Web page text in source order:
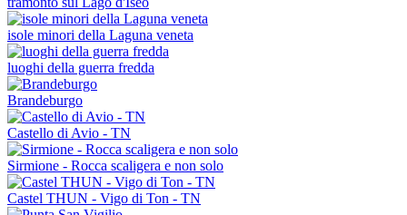
isole minori della Laguna veneta
luoghi della guerra fredda
Brandeburgo
Castello di Avio - TN
Sirmione - Rocca scaligera e non solo
Castel THUN - Vigo di Ton - TN